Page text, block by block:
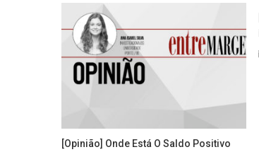
[Opinião] Onde Está O Saldo Positivo